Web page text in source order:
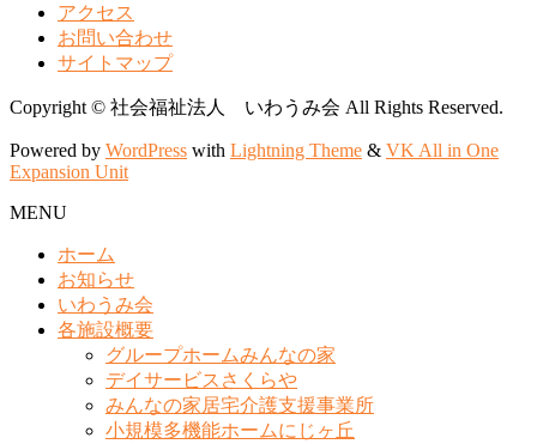
アクセス
お問い合わせ
サイトマップ
Copyright © 社会福祉法人 いわうみ会 All Rights Reserved.
Powered by WordPress with Lightning Theme & VK All in One
Expansion Unit
MENU
ホーム
お知らせ
いわうみ会
各施設概要
グループホームみんなの家
デイサービスさくらや
みんなの家居宅介護支援事業所
小規模多機能ホームにじヶ丘